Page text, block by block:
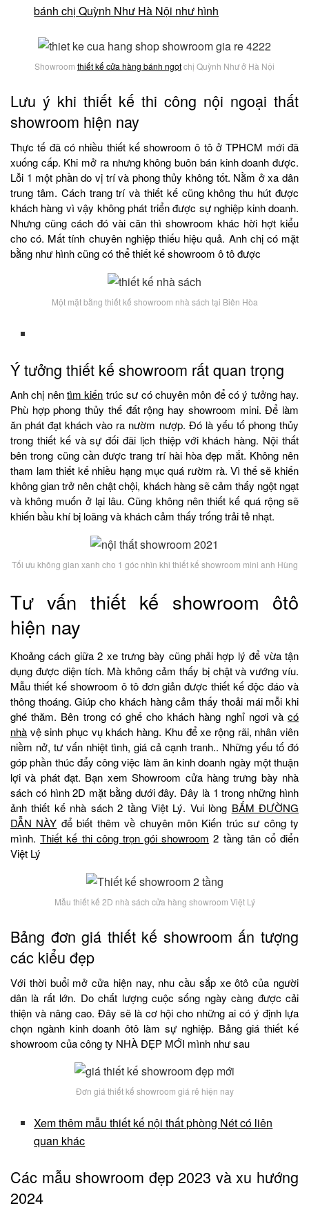
bánh chị Quỳnh Như Hà Nội như hình
Showroom thiết kế cửa hàng bánh ngọtchị Quỳnh Như ở Hà Nội
Lưu ý khi thiết kế thi công nội ngoại thất
showroom hiện nay
Thực tế đã có nhiều thiết kế showroom ô tô ở TPHCM mới đã
xuống cấp. Khi mở ra nhưng không buôn bán kinh doanh được.
Lỗi 1 một phần do vị trí và phong thủy không tốt. Nằm ở xa dân
trung tâm. Cách trang trí và thiết kế cũng không thu hút được
khách hàng vì vậy không phát triển được sự nghiệp kinh doanh.
Nhưng cũng cách đó vài căn thì showroom khác hời hợt kiểu
cho có. Mất tính chuyên nghiệp thiếu hiệu quả. Anh chị có mặt
bằng như hình cũng có thể thiết kế showroom ô tô được
Một mặt bằng thiết kế showroom nhà sách tại Biên Hòa
Ý tưởng thiết kế showroom rất quan trọng
Anh chị nêntìm kiến trúc sư có chuyên môn để có ý tưởng hay.
Phù hợp phong thủy thế đất rộng hay showroom mini. Để làm
ăn phát đạt khách vào ra nườm nượp. Đó là yếu tố phong thủy
trong thiết kế và sự đối đãi lịch thiệp với khách hàng. Nội thất
bên trong cũng cần được trang trí hài hòa đẹp mắt. Không nên
tham lam thiết kế nhiều hạng mục quá rườm rà. Vì thế sẽ khiến
không gian trở nên chật chội, khách hàng sẽ cảm thấy ngột ngạt
và không muốn ở lại lâu. Cũng không nên thiết kế quá rộng sẽ
khiến bầu khí bị loãng và khách cảm thấy trống trải tẻ nhạt.
Tối ưu không gian xanh cho 1 góc nhìn khi thiết kế showroom mini anh Hùng
Tư vấn thiết kế showroom ôtô
hiện nay
Khoảng cách giữa 2 xe trưng bày cũng phải hợp lý để vừa tận
dụng được diện tích. Mà không cảm thấy bị chật và vướng víu.
Mẫu thiết kế showroom ô tô đơn giản được thiết kế độc đáo và
thông thoáng. Giúp cho khách hàng cảm thấy thoải mái mỗi khi
ghé thăm. Bên trong có ghế cho khách hàng nghỉ ngơi và có
nhà vệ sinh phục vụ khách hàng. Khu để xe rộng rãi, nhân viên
niềm nở, tư vấn nhiệt tình, giá cả cạnh tranh.. Những yếu tố đó
góp phần thúc đẩy công việc làm ăn kinh doanh ngày một thuận
lợi và phát đạt. Bạn xem Showroom cửa hàng trưng bày nhà
sách có hình 2D mặt bằng dưới đây. Đây là 1 trong những hình
ảnh thiết kế nhà sách 2 tầng Việt Lý. Vui lòng BẤM ĐƯỜNG
DẪN NÀY để biết thêm về chuyên môn Kiến trúc sư công ty
mình.Thiết kế thi công trọn gói showroom 2 tầng tân cổ điển
Việt Lý
Mẫu thiết kế 2D nhà sách cửa hàng showroom Việt Lý
Bảng đơn giá thiết kế showroom ấn tượng
các kiểu đẹp
Với thời buổi mở cửa hiện nay, nhu cầu sắp xe ôtô của người
dân là rất lớn. Do chất lượng cuộc sống ngày càng được cải
thiện và nâng cao. Đây sẽ là cơ hội cho những ai có ý định lựa
chọn ngành kinh doanh ôtô làm sự nghiệp. Bảng giá thiết kế
showroom của công ty NHÀ ĐẸP MỚI mình như sau
Đơn giá thiết kế showroom giá rẻ hiện nay
Xem thêm mẫu thiết kế nội thất phòng Nét có liên
quan khác
Các mẫu showroom đẹp 2023 và xu hướng
2024